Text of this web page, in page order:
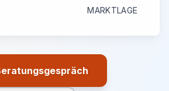
MARKTLAGE
Primäre Aktion